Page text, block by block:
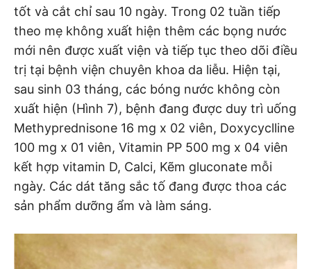
tốt và cắt chỉ sau 10 ngày. Trong 02 tuần tiếp
theo mẹ không xuất hiện thêm các bọng nước
mới nên được xuất viện và tiếp tục theo dõi điều
trị tại bệnh viện chuyên khoa da liễu. Hiện tại,
sau sinh 03 tháng, các bóng nước không còn
xuất hiện (Hình 7), bệnh đang được duy trì uống
Methyprednisone 16 mg x 02 viên, Doxycyclline
100 mg x 01 viên, Vitamin PP 500 mg x 04 viên
kết hợp vitamin D, Calci, Kẽm gluconate mỗi
ngày. Các dát tăng sắc tố đang được thoa các
sản phẩm dưỡng ẩm và làm sáng.